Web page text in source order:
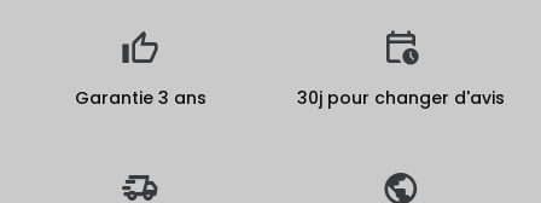
Garantie 3 ans 30j pour changer d'avis